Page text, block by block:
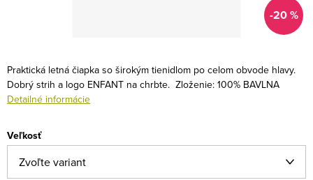
-20 %
Praktická letná čiapka so širokým tienidlom po celom obvode hlavy.
Dobrý strih a logo ENFANT na chrbte. Zloženie: 100% BAVLNA
Detailné informácie
Veľkosť